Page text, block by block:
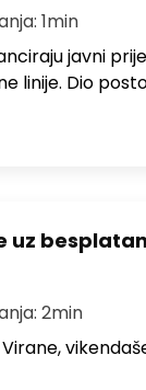
1min
javni
linije. Dio
uz
2min